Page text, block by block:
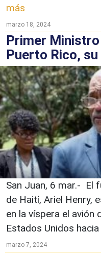
más
marzo 18, 2024
Primer
Puerto Rico,
San Juan, 6 mar.- El
de Haití, Ariel Henry,
en la víspera el avión
Estados Unidos hacia
marzo 7, 2024